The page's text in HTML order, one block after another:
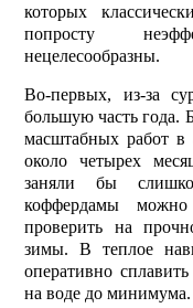
которых
попросту
нецелесообразны.
Во-первых, из-за
большую часть года.
масштабных работ в
около четырех
заняли бы
коффердамы
проверить на
зимы. В теплое
оперативно
на воде до минимума.